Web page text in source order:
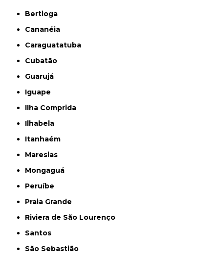
Bertioga
Cananéia
Caraguatatuba
Cubatão
Guarujá
Iguape
Ilha Comprida
Ilhabela
Itanhaém
Maresias
Mongaguá
Peruíbe
Praia Grande
Riviera de São Lourenço
Santos
São Sebastião